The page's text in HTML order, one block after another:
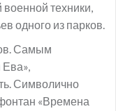
техники,
одного из парков.
Самым
Ева»,
Символично
«Времена